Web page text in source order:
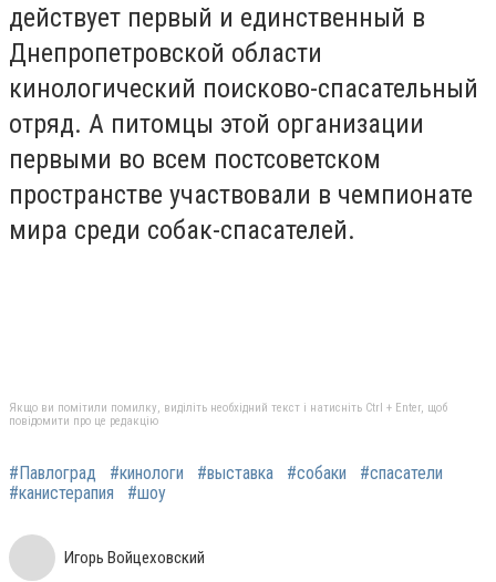
действует первый и единственный в
Днепропетровской области
кинологический поисково-спасательный
отряд. А питомцы этой организации
первыми во всем постсоветском
пространстве участвовали в чемпионате
мира среди собак-спасателей.
Якщо ви помітили помилку, виділіть необхідний текст і натисніть Ctrl + Enter, щоб
повідомити про це редакцію
#Павлоград #кинологи #выставка #собаки
#спасатели
#канистерапия
#шоу
Игорь Войцеховский